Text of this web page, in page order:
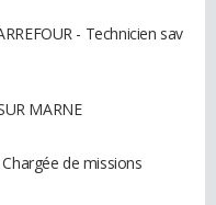
- Technicien sav
MARNE
de missions